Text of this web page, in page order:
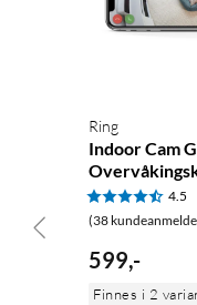
når det finnes litt
når bevegelse oppdages.
Sirene og
Kameraet har en
du kan snakke med
Ring
Indoor Cam
4.5
(38
599,-
Finnes i 2